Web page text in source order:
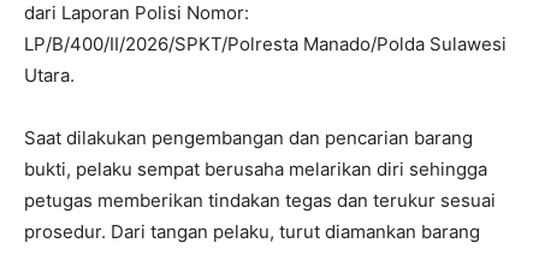
dari Laporan Polisi Nomor:
LP/B/400/II/2026/SPKT/Polresta Manado/Polda Sulawesi
Utara.
Saat dilakukan pengembangan dan pencarian barang
bukti, pelaku sempat berusaha melarikan diri sehingga
petugas memberikan tindakan tegas dan terukur sesuai
prosedur. Dari tangan pelaku, turut diamankan barang